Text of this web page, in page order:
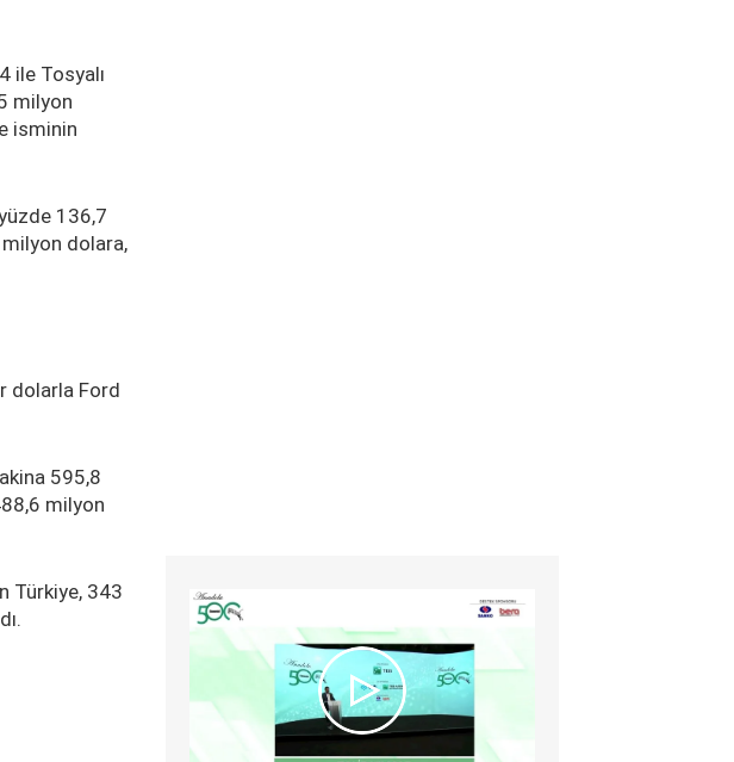
ile Tosyalı
milyon
isminin
136,7
dolara,
dolarla Ford
595,8
milyon
Türkiye, 343